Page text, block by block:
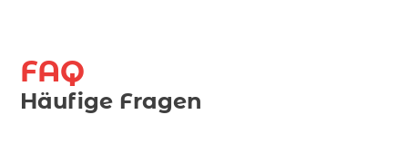
FAQ
Häufige Fragen